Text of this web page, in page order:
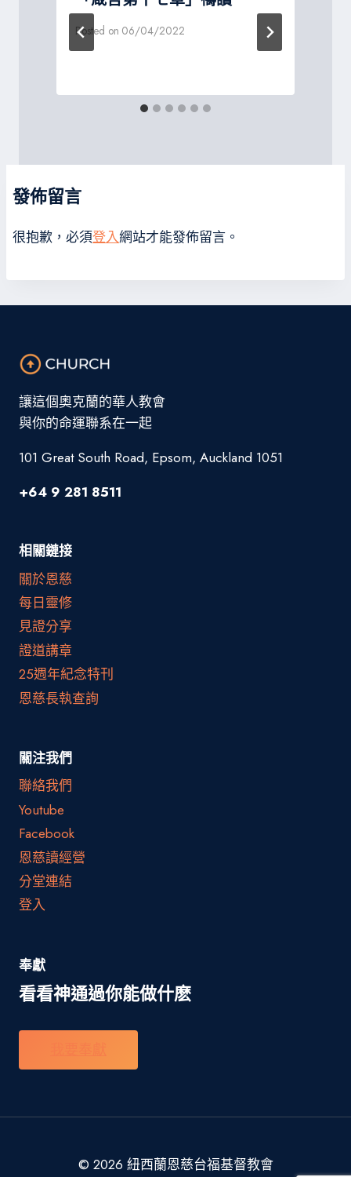
Posted on 06/04/2022
發佈留言
很抱歉，必須登入網站才能發佈留言。
讓這個奧克蘭的華人教會
與你的命運聯系在一起
101 Great South Road, Epsom, Auckland 1051
+64 9 281 8511
相關鏈接
關於恩慈
每日靈修
見證分享
證道講章
25週年紀念特刊
恩慈長執查詢
關注我們
聯絡我們
Youtube
Facebook
恩慈讀經營
分堂連結
登入
奉獻
看看神通過你能做什麽
© 2026 紐西蘭恩慈台福基督教會